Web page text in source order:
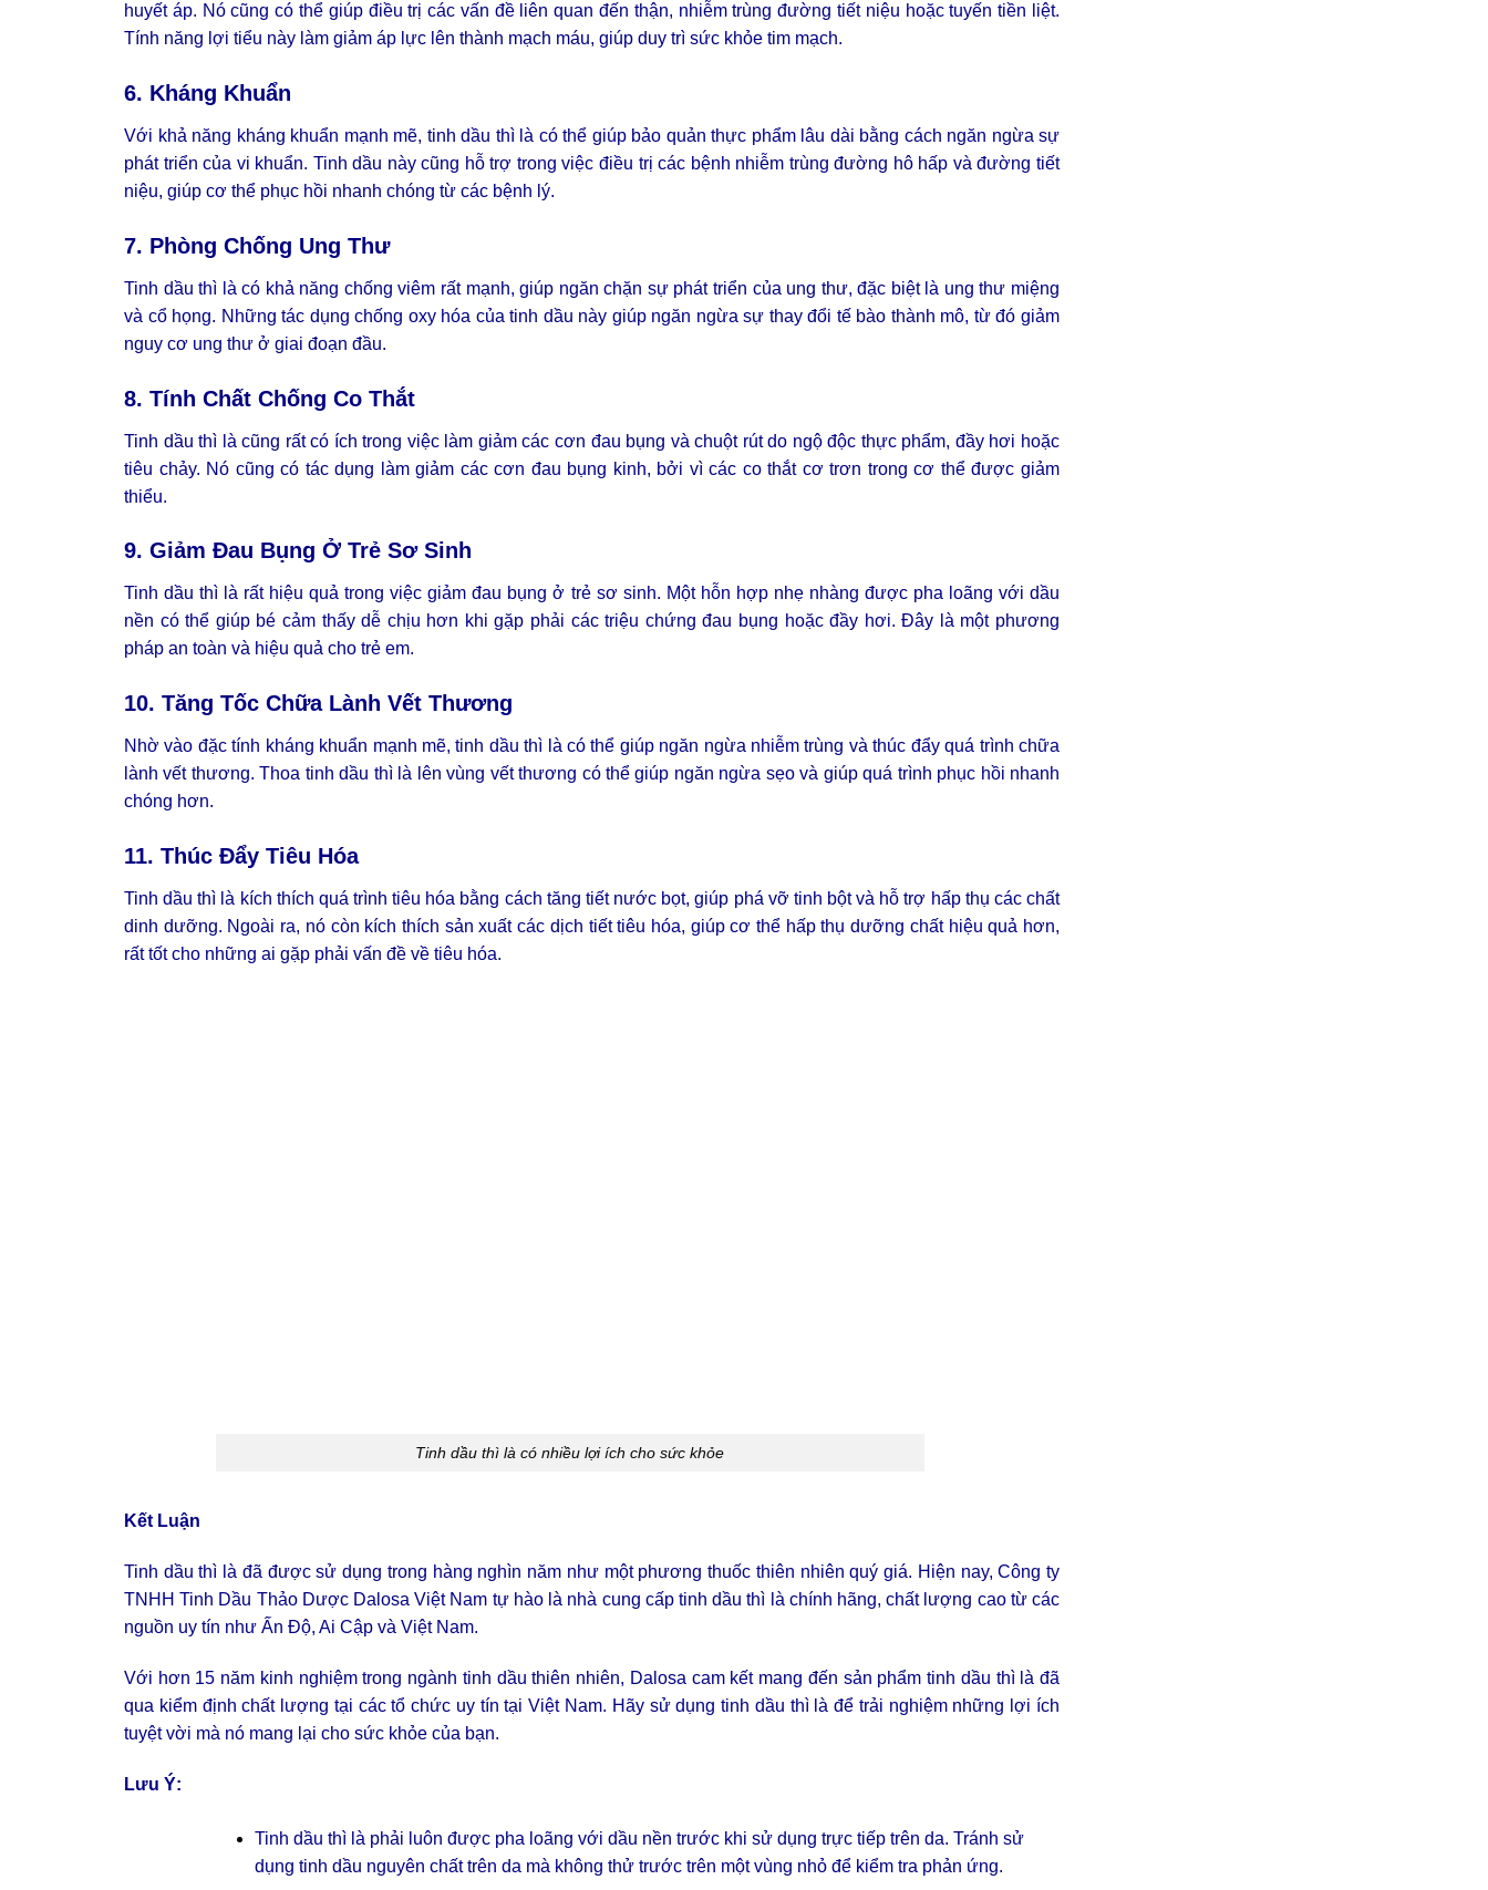
huyết áp. Nó cũng có thể giúp điều trị các vấn đề liên quan đến thận, nhiễm trùng đường tiết niệu hoặc tuyến tiền liệt.
Tính năng lợi tiểu này làm giảm áp lực lên thành mạch máu, giúp duy trì sức khỏe tim mạch.
6. Kháng Khuẩn
Với khả năng kháng khuẩn mạnh mẽ, tinh dầu thì là có thể giúp bảo quản thực phẩm lâu dài bằng cách ngăn ngừa sự
phát triển của vi khuẩn. Tinh dầu này cũng hỗ trợ trong việc điều trị các bệnh nhiễm trùng đường hô hấp và đường tiết
niệu, giúp cơ thể phục hồi nhanh chóng từ các bệnh lý.
7. Phòng Chống Ung Thư
Tinh dầu thì là có khả năng chống viêm rất mạnh, giúp ngăn chặn sự phát triển của ung thư, đặc biệt là ung thư miệng
và cổ họng. Những tác dụng chống oxy hóa của tinh dầu này giúp ngăn ngừa sự thay đổi tế bào thành mô, từ đó giảm
nguy cơ ung thư ở giai đoạn đầu.
8. Tính Chất Chống Co Thắt
Tinh dầu thì là cũng rất có ích trong việc làm giảm các cơn đau bụng và chuột rút do ngộ độc thực phẩm, đầy hơi hoặc
tiêu chảy. Nó cũng có tác dụng làm giảm các cơn đau bụng kinh, bởi vì các co thắt cơ trơn trong cơ thể được giảm
thiểu.
9. Giảm Đau Bụng Ở Trẻ Sơ Sinh
Tinh dầu thì là rất hiệu quả trong việc giảm đau bụng ở trẻ sơ sinh. Một hỗn hợp nhẹ nhàng được pha loãng với dầu
nền có thể giúp bé cảm thấy dễ chịu hơn khi gặp phải các triệu chứng đau bụng hoặc đầy hơi. Đây là một phương
pháp an toàn và hiệu quả cho trẻ em.
10. Tăng Tốc Chữa Lành Vết Thương
Nhờ vào đặc tính kháng khuẩn mạnh mẽ, tinh dầu thì là có thể giúp ngăn ngừa nhiễm trùng và thúc đẩy quá trình chữa
lành vết thương. Thoa tinh dầu thì là lên vùng vết thương có thể giúp ngăn ngừa sẹo và giúp quá trình phục hồi nhanh
chóng hơn.
11. Thúc Đẩy Tiêu Hóa
Tinh dầu thì là kích thích quá trình tiêu hóa bằng cách tăng tiết nước bọt, giúp phá vỡ tinh bột và hỗ trợ hấp thụ các chất
dinh dưỡng. Ngoài ra, nó còn kích thích sản xuất các dịch tiết tiêu hóa, giúp cơ thể hấp thụ dưỡng chất hiệu quả hơn,
rất tốt cho những ai gặp phải vấn đề về tiêu hóa.
Tinh dầu thì là có nhiều lợi ích cho sức khỏe
Kết Luận
Tinh dầu thì là đã được sử dụng trong hàng nghìn năm như một phương thuốc thiên nhiên quý giá. Hiện nay, Công ty
TNHH Tinh Dầu Thảo Dược Dalosa Việt Nam tự hào là nhà cung cấp tinh dầu thì là chính hãng, chất lượng cao từ các
nguồn uy tín như Ấn Độ, Ai Cập và Việt Nam.
Với hơn 15 năm kinh nghiệm trong ngành tinh dầu thiên nhiên, Dalosa cam kết mang đến sản phẩm tinh dầu thì là đã
qua kiểm định chất lượng tại các tổ chức uy tín tại Việt Nam. Hãy sử dụng tinh dầu thì là để trải nghiệm những lợi ích
tuyệt vời mà nó mang lại cho sức khỏe của bạn.
Lưu Ý:
Tinh dầu thì là phải luôn được pha loãng với dầu nền trước khi sử dụng trực tiếp trên da. Tránh sử
dụng tinh dầu nguyên chất trên da mà không thử trước trên một vùng nhỏ để kiểm tra phản ứng.